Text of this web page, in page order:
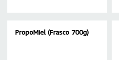
PropoMiel (Frasco 700g)